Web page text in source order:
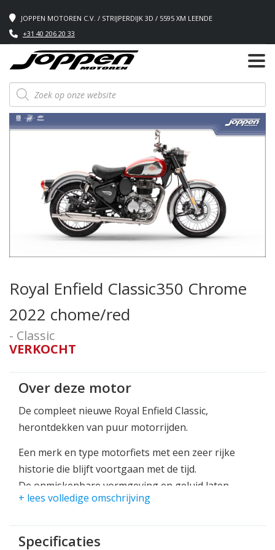
JOPPEN MOTOREN C.V. / STRIJPERDIJK 3D / 5595 XM LEENDE
+31 40 206 20 33
Producten
zoeken
Royal Enfield Classic350 Chrome
2022 chome/red
- Classic
VERKOCHT
Over deze motor
De compleet nieuwe Royal Enfield Classic,
herontdekken van puur motorrijden.
Een merk en type motorfiets met een zeer rijke
historie die blijft voortgaan met de tijd.
De onmiskenbare vormgeving en geluid laten
direct zien en horen dat het om een Royal Enfield 1
en niet meer is weg te denken onder motorrijders
+ lees volledige omschrijving
Specificaties